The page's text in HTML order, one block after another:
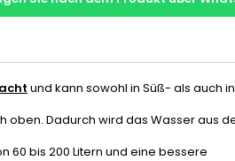
und kann sowohl in Süß- als auch
oben. Dadurch wird das Wasser aus
60 bis 200 Litern und eine bessere